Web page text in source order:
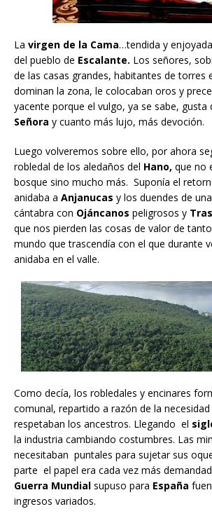
La virgen de la Cama…tendida y
del pueblo de Escalante. Los señores,
de las casas grandes, habitantes de torres
dominan la zona, le colocaban oros y
yacente porque el vulgo, ya se sabe, gusta
Señora y cuanto más lujo, más devoción.
Luego volveremos sobre ello, por ahora
robledal de los aledaños del Hano, que no
bosque sino mucho más. Suponía el
anidaba a Anjanucas y los duendes de
cántabra con Ojáncanos peligrosos y
que nos pierden las cosas de valor de
mundo que trascendía con el que durante
anidaba en el valle.
Como decía, los robledales y encinares
comunal, repartido a razón de la
respetaban los ancestros. Llegando el
la industria cambiando costumbres. Las
necesitaban puntales para sujetar sus
parte el papel era cada vez más
Guerra Mundial supuso para España
ingresos variados.